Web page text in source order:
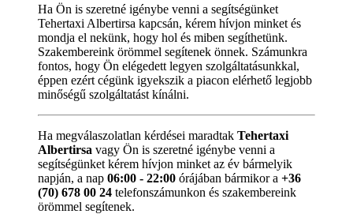
Ha Ön is szeretné igénybe venni a segítségünket
Tehertaxi Albertirsa kapcsán, kérem hívjon minket és
mondja el nekünk, hogy hol és miben segíthetünk.
Szakembereink örömmel segítenek önnek. Számunkra
fontos, hogy Ön elégedett legyen szolgáltatásunkkal,
éppen ezért cégünk igyekszik a piacon elérhető legjobb
minőségű szolgáltatást kínálni.
Ha megválaszolatlan kérdései maradtak Tehertaxi
Albertirsa vagy Ön is szeretné igénybe venni a
segítségünket kérem hívjon minket az év bármelyik
napján, a nap 06:00 - 22:00 órájában bármikor a +36
(70) 678 00 24 telefonszámunkon és szakembereink
örömmel segítenek.